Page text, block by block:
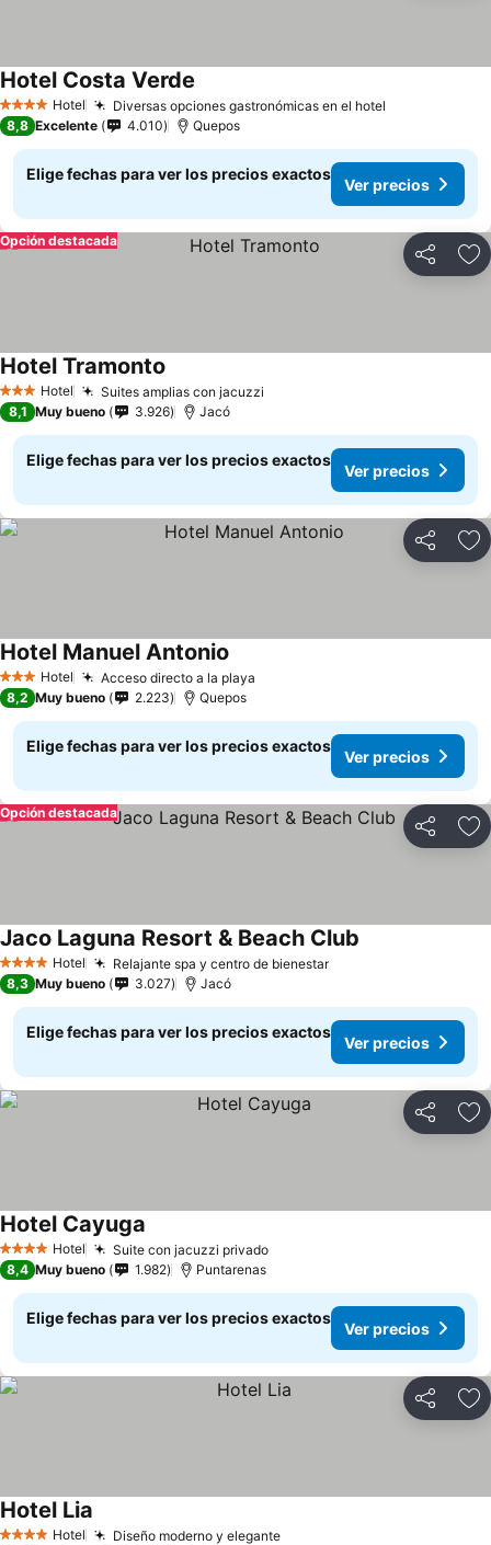
4 EstrellasHotel Diversas opciones gastronómicas en el hotel
Hotel Costa Verde
8,8 Excelente 4.010 Quepos
Elige fechas para ver los precios exactos
Ver precios
Compartir
Opción destacada
3 Estrellas
Hotel Suites amplias con jacuzzi
Hotel Tramonto
8,1 Muy bueno 3.926 Jacó
Elige fechas para ver los precios exactos
Ver precios
Compartir
3 Estrellas
Hotel Acceso directo a la playa
Hotel Manuel Antonio
8,2 Muy bueno 2.223 Quepos
Elige fechas para ver los precios exactos
Ver precios
Compartir
Opción destacada
4 EstrellasHotel Relajante spa y centro de bienestar
Jaco Laguna Resort & Beach Club
8,3 Muy bueno 3.027 Jacó
Elige fechas para ver los precios exactos
Ver precios
Compartir
4 EstrellasHotel Suite con jacuzzi privado
Hotel Cayuga
8,4 Muy bueno 1.982 Puntarenas
Elige fechas para ver los precios exactos
Ver precios
Compartir
4 EstrellasHotel Diseño moderno y elegante
Hotel Lia